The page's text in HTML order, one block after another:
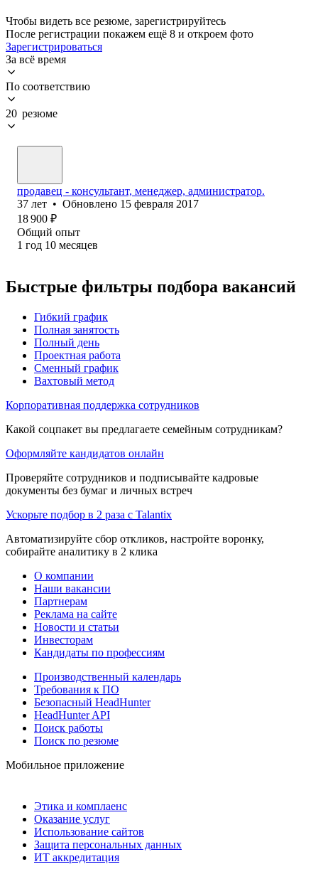
Чтобы видеть все резюме, зарегистрируйтесь
После регистрации покажем ещё 8 и откроем фото
Зарегистрироваться
За всё время
По соответствию
20 резюме
продавец - консультант, менеджер, администратор.
37 лет • Обновлено 15 февраля 2017
18 900 ₽
Общий опыт
1 год 10 месяцев
Быстрые фильтры подбора вакансий
Гибкий график
Полная занятость
Полный день
Проектная работа
Сменный график
Вахтовый метод
Корпоративная поддержка сотрудников
Какой соцпакет вы предлагаете семейным сотрудникам?
Оформляйте кандидатов онлайн
Проверяйте сотрудников и подписывайте кадровые
документы без бумаг и личных встреч
Ускорьте подбор в 2 раза с Talantix
Автоматизируйте сбор откликов, настройте воронку,
собирайте аналитику в 2 клика
О компании
Наши вакансии
Партнерам
Реклама на сайте
Новости и статьи
Инвесторам
Кандидаты по профессиям
Производственный календарь
Требования к ПО
Безопасный HeadHunter
HeadHunter API
Поиск работы
Поиск по резюме
Мобильное приложение
Этика и комплаенс
Оказание услуг
Использование сайтов
Защита персональных данных
ИТ аккредитация